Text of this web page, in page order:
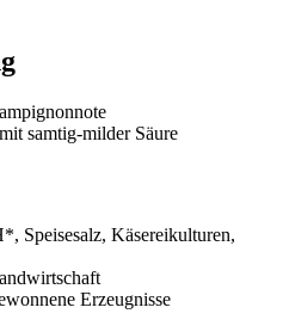
samtig-milder Säure
Speisesalz, Käsereikulturen,
Erzeugnisse